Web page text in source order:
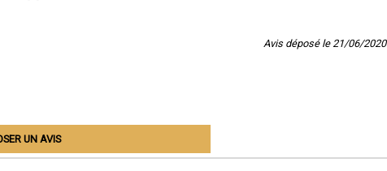
Avis déposé le 21/06/2020
UN AVIS